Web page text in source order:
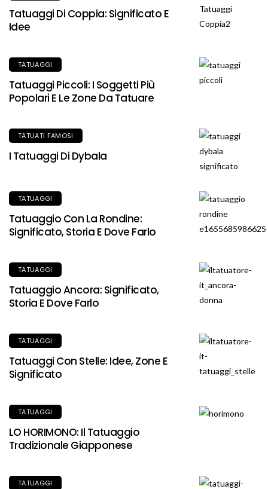
Tatuaggi Di Coppia: Significato E
Idee
TATUAGGI
Tatuaggi Piccoli: I Soggetti Più
Popolari E Le Zone Da Tatuare
TATUATI FAMOSI
I Tatuaggi Di Dybala
TATUAGGI
Tatuaggio Con La Rondine:
Significato, Storia E Dove Farlo
TATUAGGI
Tatuaggio Ancora: Significato,
Storia E Dove Farlo
TATUAGGI
Tatuaggi Con Stelle: Idee, Zone E
Significato
TATUAGGI
LO HORIMONO: Il Tatuaggio
Tradizionale Giapponese
TATUAGGI